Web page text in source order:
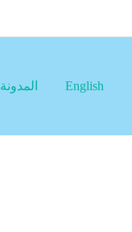
English المدونة